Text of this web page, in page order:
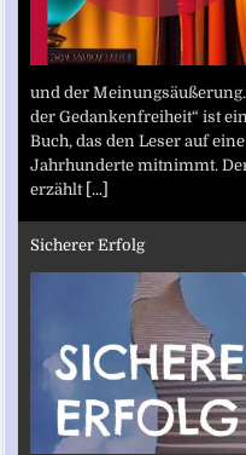
und der
der Gedankenfreiheit“ ist
Buch, das den Leser auf
Jahrhunderte mitnimmt.
erzählt [...]
Sicherer Erfolg